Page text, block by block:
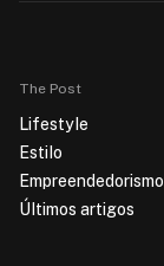
The Post
Lifestyle
Estilo
Empreendedorismo
Últimos artigos